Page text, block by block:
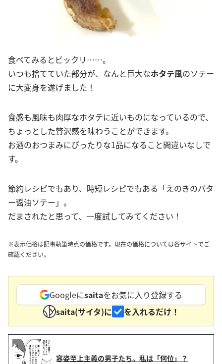
食べてみるとビックリ……。
いつも捨てていた部分が、なんと巨大なホタテ風のソテー
に大変身を遂げました！
食感も風味も肉厚なホタテに近いものになっているので、
ちょっとした贅沢感を味わうことができます。
お酒のおつまみにぴったりな1品になること間違いなしで
す。
節約レシピでもあり、時短レシピでもある「えのきのバタ
ー醤油ソテー」。
だまされたと思って、一度試してみてください！
※表示価格は記事執筆時点の価格です。現在の価格については各サイトでご
確認ください。
Googleにsaitaをお気に入り登録する
saita(サイタ)に
を入れるだけ！
容姿至上主義の男子たち。私は「何位」？